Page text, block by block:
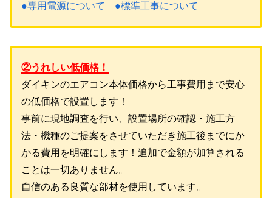
●専用電源について
●標準工事について
②うれしい低価格！
ダイキンのエアコン本体価格から工事費用まで安心
の低価格で設置します！
事前に現地調査を行い、設置場所の確認・施工方
法・機種のご提案をさせていただき施工後までにか
かる費用を明確にします！追加で金額が加算される
ことは一切ありません。
自信のある良質な部材を使用しています。